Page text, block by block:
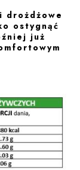
drożdżowe
ostygnąć
już